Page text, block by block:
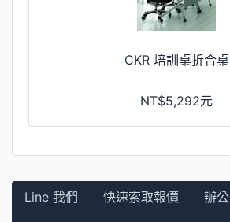
CKR 培訓桌折合桌
NT$5,292元
Line 我們 快速索取報價
辦